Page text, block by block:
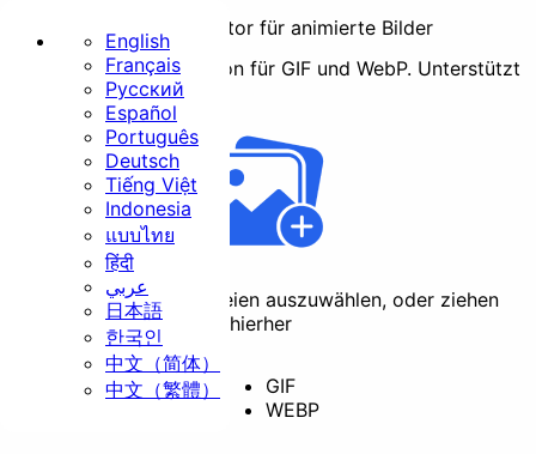
Startseite
Größe ändern Zuschneiden
Frame-Extractor für animierte Bilder
Schnelle lokale Extraktion für GIF und WebP. Unterstützt
WEBP
Klicken Sie hier, um Dateien auszuwählen, oder ziehen
Sie sie per Drag & Drop hierher
GIF
WEBP
English
Français
Русский
Español
Português
Deutsch
Tiếng Việt
Indonesia
แบบไทย
हिंदी
عربي
日本語
한국인
中文（简体）
中文（繁體）